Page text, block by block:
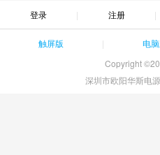
登录 注册
触屏版 电
Copyright
深圳市欧阳华斯电